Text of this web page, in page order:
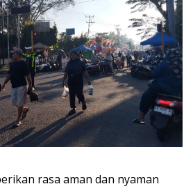
rasa aman dan nyaman